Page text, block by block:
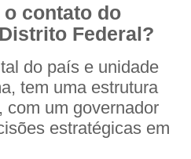
contato do
Federal?
do país e unidade
tem uma estrutura
com um governador
estratégicas em